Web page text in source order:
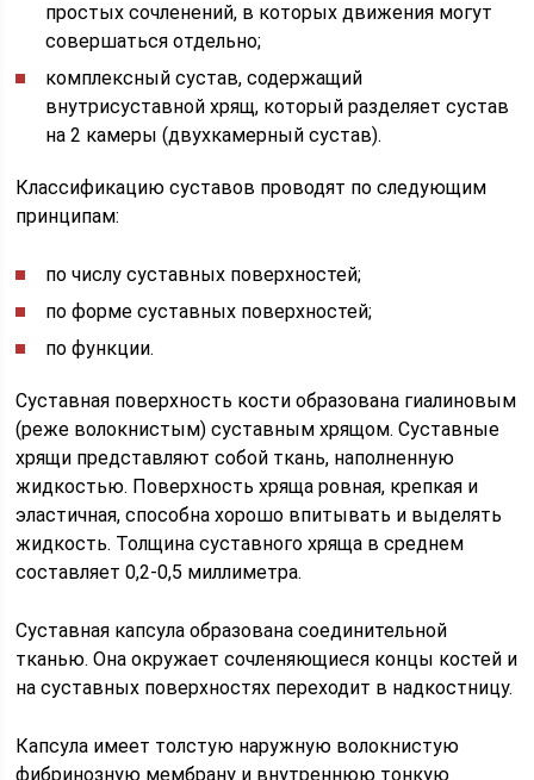
простых сочленений, в которых движения могут
совершаться отдельно;
комплексный сустав, содержащий
внутрисуставной хрящ, который разделяет сустав
на 2 камеры (двухкамерный сустав).
Классификацию суставов проводят по следующим
принципам:
по числу суставных поверхностей;
по форме суставных поверхностей;
по функции.
Суставная поверхность кости образована гиалиновым
(реже волокнистым) суставным хрящом. Суставные
хрящи представляют собой ткань, наполненную
жидкостью. Поверхность хряща ровная, крепкая и
эластичная, способна хорошо впитывать и выделять
жидкость. Толщина суставного хряща в среднем
составляет 0,2-0,5 миллиметра.
Суставная капсула образована соединительной
тканью. Она окружает сочленяющиеся концы костей и
на суставных поверхностях переходит в надкостницу.
Капсула имеет толстую наружную волокнистую
фибринозную мембрану и внутреннюю тонкую